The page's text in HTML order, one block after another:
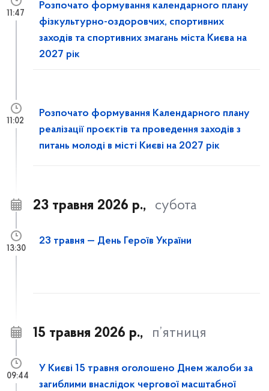
Розпочато формування календарного плану
фізкультурно-оздоровчих, спортивних
заходів та спортивних змагань міста Києва на
2027 рік
11:47
Розпочато формування Календарного плану
реалізації проєктів та проведення заходів з
питань молоді в місті Києві на 2027 рік
11:02
23 травня 2026 р., субота
23 травня — День Героїв України
13:30
15 травня 2026 р., п’ятниця
У Києві 15 травня оголошено Днем жалоби за
загиблими внаслідок чергової масштабної
09:44